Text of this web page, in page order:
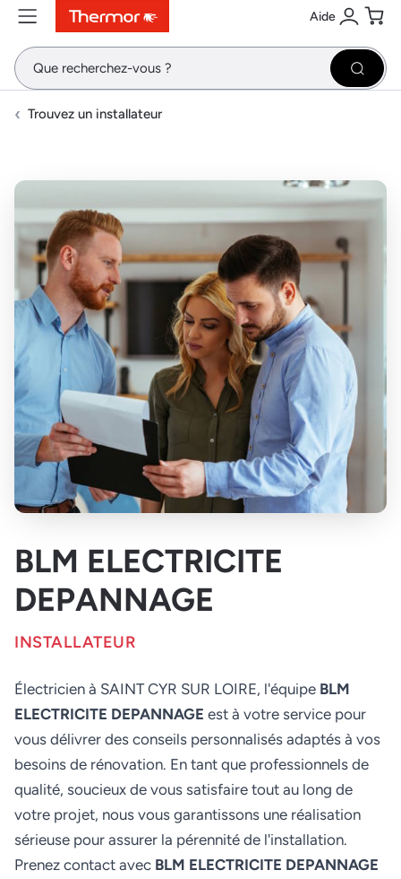
ContenuMenuRecherche Aide
Se
Trouvez un installateur
BLM ELECTRICITE
DEPANNAGE
INSTALLATEUR
Électricien à SAINT CYR SUR LOIRE, l'équipe BLM
ELECTRICITE DEPANNAGE est à votre service pour
vous délivrer des conseils personnalisés adaptés à vos
besoins de rénovation. En tant que professionnels de
qualité, soucieux de vous satisfaire tout au long de
votre projet, nous vous garantissons une réalisation
sérieuse pour assurer la pérennité de l'installation.
Prenez contact avec BLM ELECTRICITE DEPANNAGE